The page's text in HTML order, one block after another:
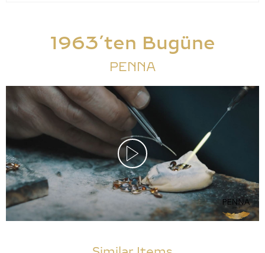
1963’ten Bugüne
PENNA